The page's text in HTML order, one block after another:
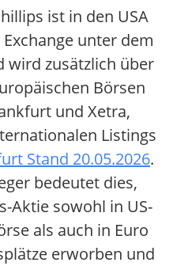
ist in den USA
unter dem
wird zusätzlich über
Börsen
und Xetra,
Listings
Stand 20.05.2026.
bedeutet dies,
Aktie sowohl in US-
als auch in Euro
erworben und